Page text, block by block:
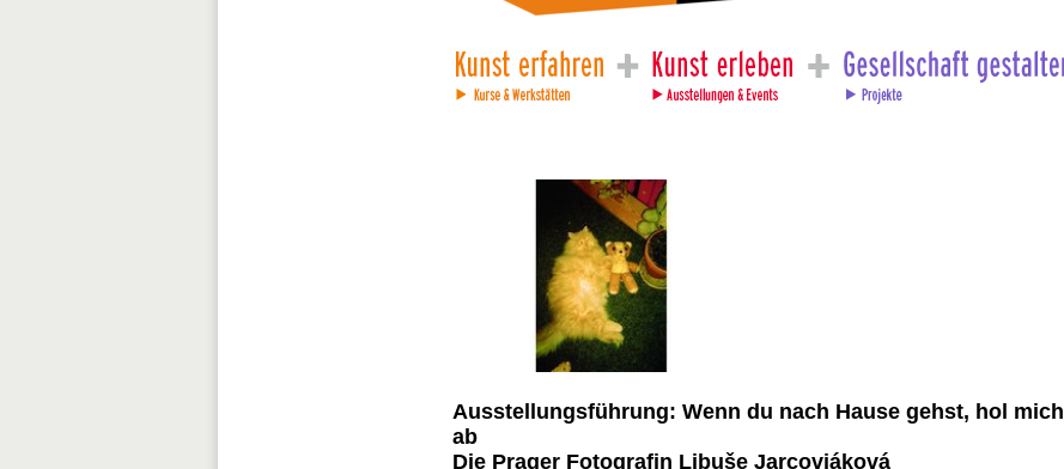
Ausstellungsführung: Wenn du nach Hause gehst, hol mich
ab
Die Prager Fotografin Libuše Jarcovjáková